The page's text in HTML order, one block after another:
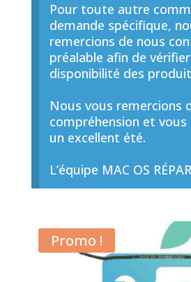
Pour toute autre
demande spécifique,
remercions de nous
préalable afin de
disponibilité des
Nous vous remercions
compréhension et
un excellent été.
L’équipe MAC OS
Promo !